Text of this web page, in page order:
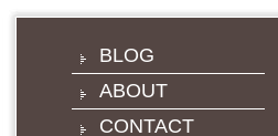
BLOG
ABOUT
CONTACT